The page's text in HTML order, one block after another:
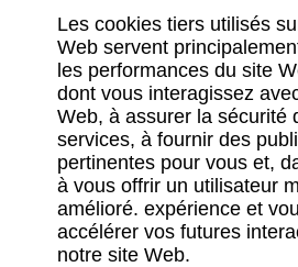
Les cookies tiers utilisés
Web servent
les performances du site
dont vous interagissez
Web, à assurer la sécurité
services, à fournir des
pertinentes pour vous et,
à vous offrir un utilisateur
amélioré. expérience et
accélérer vos futures
notre site Web.